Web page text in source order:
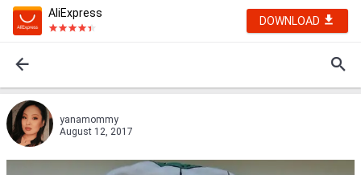
AliExpress
DOWNLOAD
yanamommy
August 12, 2017